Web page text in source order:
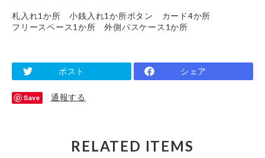
札入れ1か所 小銭入れ1か所ボタン カード4か所
フリースペース1か所 外側パスケース1か所
ポスト シェア
Save 通報する
RELATED ITEMS